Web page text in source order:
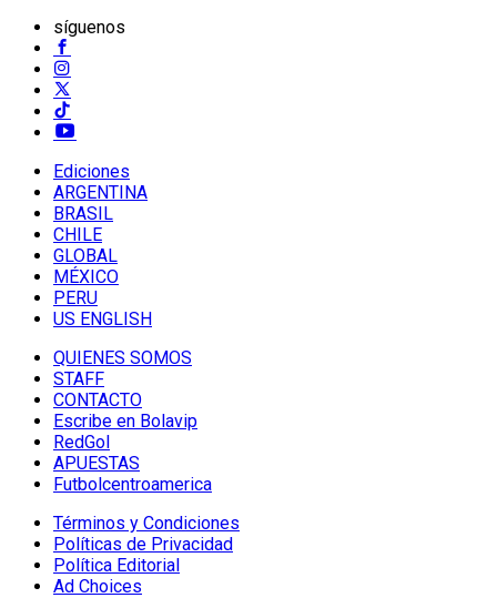
síguenos
Ediciones
ARGENTINA
BRASIL
CHILE
GLOBAL
MÉXICO
PERU
US ENGLISH
QUIENES SOMOS
STAFF
CONTACTO
Escribe en Bolavip
RedGol
APUESTAS
Futbolcentroamerica
Términos y Condiciones
Políticas de Privacidad
Política Editorial
Ad Choices